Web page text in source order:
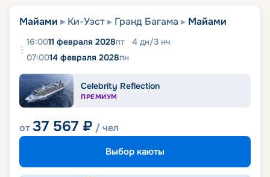
Майами Ки-Уэст Гранд Багама Майами
16:0011 февраля 2028пт 4 дн/3 нч
07:0014 февраля 2028пн
Celebrity Reflection
ПРЕМИУМ
от37 567 ₽ / чел
Выбор каюты